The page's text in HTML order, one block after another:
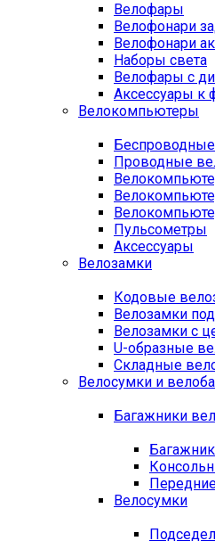
Велофары
Велофонари
Велофонари
Наборы света
Велофары с
Аксессуары к
Велокомпьютеры
Проводные
Пульсометры
Аксессуары
Велозамки
Кодовые
Велозамки
Велозамки с
U-образные
Складные
Велосумки и
Багажники
Велосумки